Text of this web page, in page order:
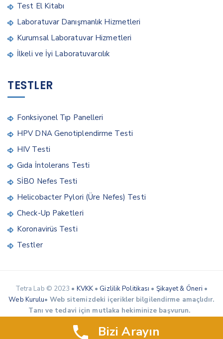
Test El Kitabı
Laboratuvar Danışmanlık Hizmetleri
Kurumsal Laboratuvar Hizmetleri
İlkeli ve İyi Laboratuvarcılık
TESTLER
Fonksiyonel Tıp Panelleri
HPV DNA Genotiplendirme Testi
HIV Testi
Gıda İntolerans Testi
SİBO Nefes Testi
Helicobacter Pylori (Üre Nefes) Testi
Check-Up Paketleri
Koronavirüs Testi
Testler
Tetra Lab © 2023 • KVKK • Gizlilik Politikası • Şikayet & Öneri •
Web Kurulu• Web sitemizdeki içerikler bilgilendirme amaçlıdır.
Tanı ve tedavi için mutlaka hekiminize başvurun.
Bizi Arayın